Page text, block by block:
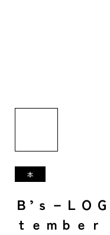
Ｂ’ｓ－Ｌ
ｔｅｍｂｅｒ